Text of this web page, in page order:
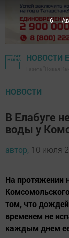
НОВОСТИ
НОВОСТИ
В Елабуге
воды у
автор, 10 июля
На протяжении
том, что
временем не
каждым днем
5